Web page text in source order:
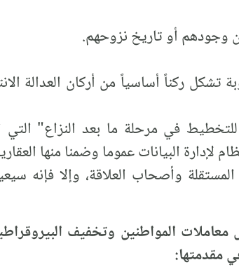
وجودهم أو تاريخ نزوحهم.
تشكل ركناً أساسياً من أركان العدالة
في مرحلة ما بعد النزاع"
المستقبل السوري في 25 شباط 2026، أن أي نظام لإدارة البيانات عموما
وأصحاب العلاقة، وإلا فإنه
المواطنين وتخفيف
مقدمتها: